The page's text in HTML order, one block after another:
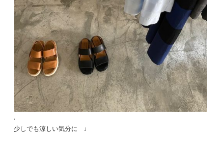
.
少しでも涼しい気分に ♩